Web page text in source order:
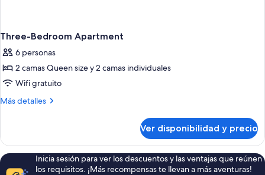
Three-Bedroom Apartment
6 personas
2 camas Queen size y 2 camas individuales
Wifi gratuito
Más detalles
Más
Bedroom
Apartment
Ver disponibilidad y precio
Inicia sesión para ver los descuentos y las ventajas que reúnen
los requisitos. ¡Más recompensas te llevan a más aventuras!